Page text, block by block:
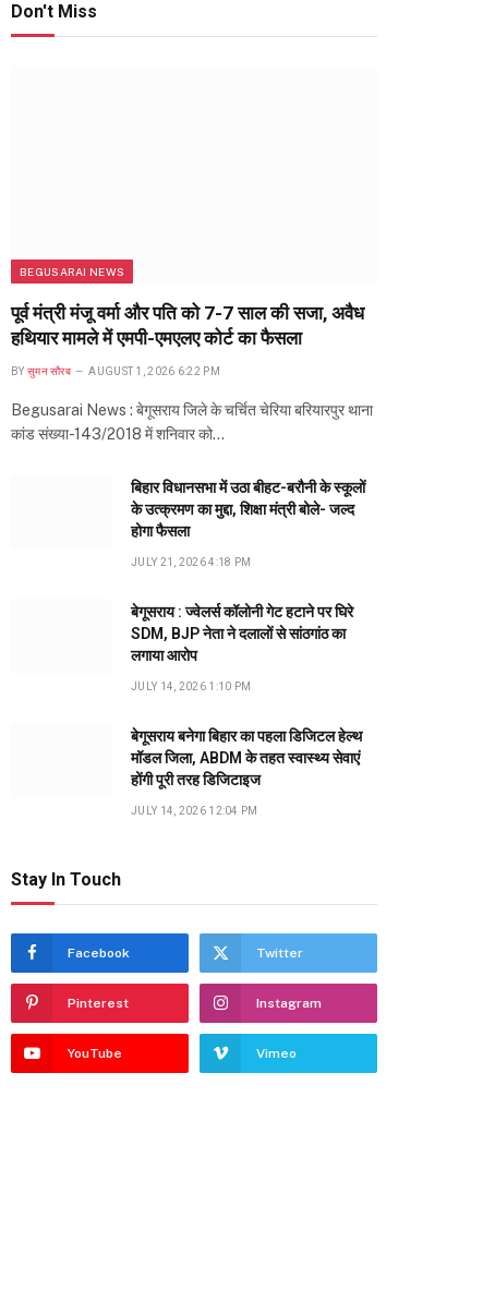
Don't Miss
BEGUSARAI NEWS
पूर्व मंत्री मंजू वर्मा और पति को 7-7 साल की सजा, अवैध
हथियार मामले में एमपी-एमएलए कोर्ट का फैसला
BY सुमन सौरब AUGUST 1, 2026 6:22 PM
Begusarai News : बेगूसराय जिले के चर्चित चेरिया बरियारपुर थाना
कांड संख्या-143/2018 में शनिवार को…
बिहार विधानसभा में उठा बीहट-बरौनी के स्कूलों
के उत्क्रमण का मुद्दा, शिक्षा मंत्री बोले- जल्द
होगा फैसला
JULY 21, 2026 4:18 PM
बेगूसराय : ज्वेलर्स कॉलोनी गेट हटाने पर घिरे
SDM, BJP नेता ने दलालों से सांठगांठ का
लगाया आरोप
JULY 14, 2026 1:10 PM
बेगूसराय बनेगा बिहार का पहला डिजिटल हेल्थ
मॉडल जिला, ABDM के तहत स्वास्थ्य सेवाएं
होंगी पूरी तरह डिजिटाइज
JULY 14, 2026 12:04 PM
Stay In Touch
Facebook Twitter
Pinterest Instagram
YouTube Vimeo